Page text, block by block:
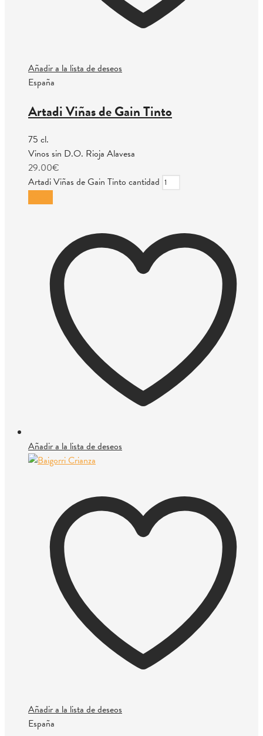
Añadir a la lista de deseos
España
Artadi Viñas de Gain Tinto
75 cl.
Vinos sin D.O. Rioja Alavesa
29.00€
Artadi Viñas de Gain Tinto cantidad
Añadir a la lista de deseos
Añadir a la lista de deseos
España